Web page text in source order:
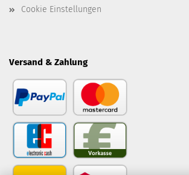
Cookie Einstellungen
Versand & Zahlung